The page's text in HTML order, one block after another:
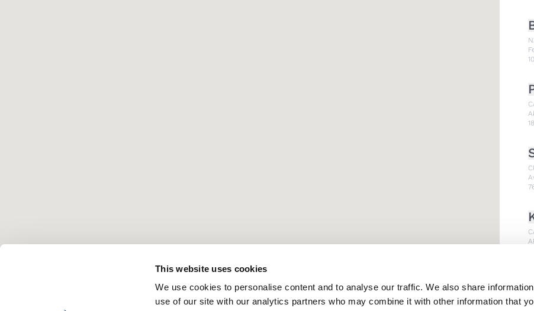
This website uses cookies
We use cookies to personalise content and to analyse our traffic. We also share
use of our site with our analytics partners who may combine it with other information that